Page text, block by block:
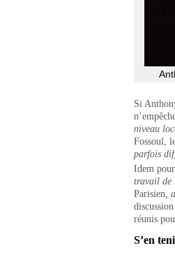
Si
niveau
Fossoul,
parfois
Idem
travail de
Parisien ,
réunis
S’en